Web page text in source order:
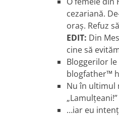
cezariană.
oraş. Refuz
EDIT: Din
cine să
Bloggerilor
blogfather™
Nu în ultimul
„Lamulţeani!”
…iar eu